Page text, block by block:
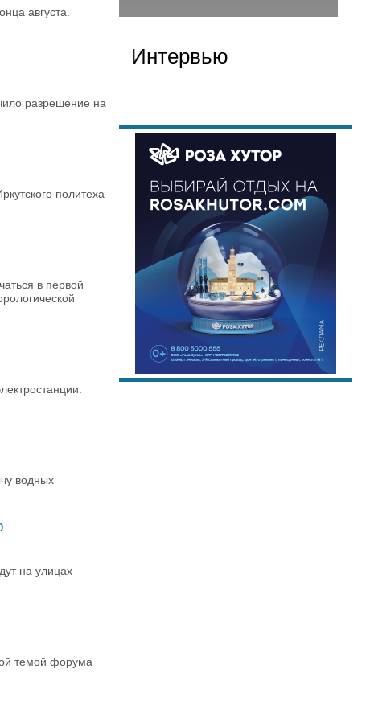
августа.
разрешение на
политеха
в первой
водных
на улицах
темой форума
Интервью